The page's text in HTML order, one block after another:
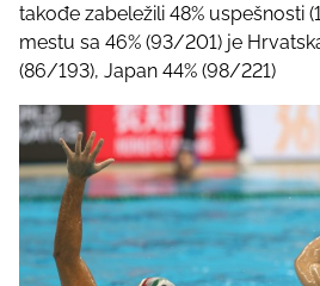
takođe zabeležili 48% uspešnosti
mestu sa 46% (93/201) je
(86/193), Japan 44% (98/221)